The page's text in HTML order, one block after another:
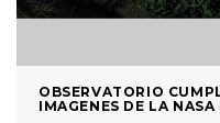
OBSERVATORIO
IMAGENES DE LA